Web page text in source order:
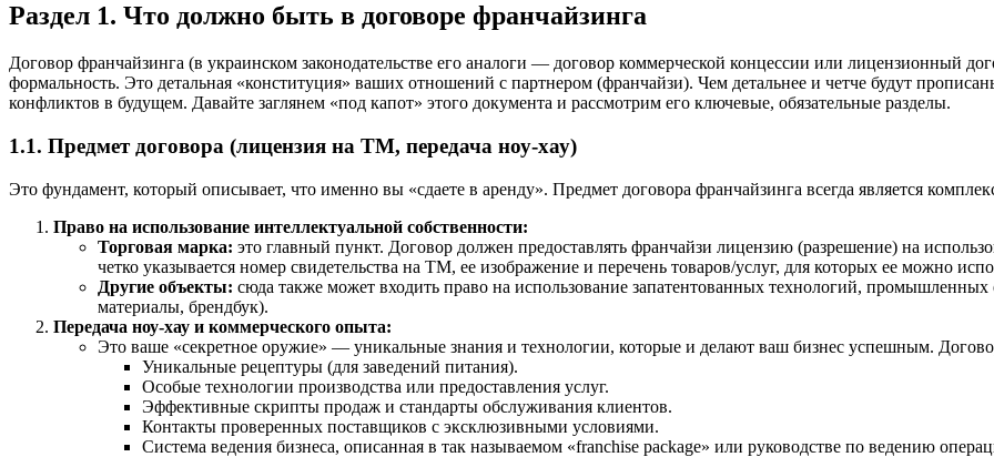
Раздел 1. Что должно быть в договоре франчайзинга
Договор франчайзинга (в украинском законодательстве его аналоги — договор коммерческой концессии или лицензионный
формальность. Это детальная «конституция» ваших отношений с партнером (франчайзи). Чем детальнее и четче будут
конфликтов в будущем. Давайте заглянем «под капот» этого документа и рассмотрим его ключевые, обязательные разделы.
1.1. Предмет договора (лицензия на ТМ, передача ноу-хау)
Это фундамент, который описывает, что именно вы «сдаете в аренду». Предмет договора франчайзинга всегда является
Право на использование интеллектуальной собственности:
Торговая марка: это главный пункт. Договор должен предоставлять франчайзи лицензию (разрешение) на
четко указывается номер свидетельства на ТМ, ее изображение и перечень товаров/услуг, для которых ее можно
Другие объекты: сюда также может входить право на использование запатентованных технологий,
материалы, брендбук).
Передача ноу-хау и коммерческого опыта:
Это ваше «секретное оружие» — уникальные знания и технологии, которые и делают ваш бизнес успешным.
Уникальные рецептуры (для заведений питания).
Особые технологии производства или предоставления услуг.
Эффективные скрипты продаж и стандарты обслуживания клиентов.
Контакты проверенных поставщиков с эксклюзивными условиями.
Система ведения бизнеса, описанная в так называемом «franchise package» или руководстве по ведению